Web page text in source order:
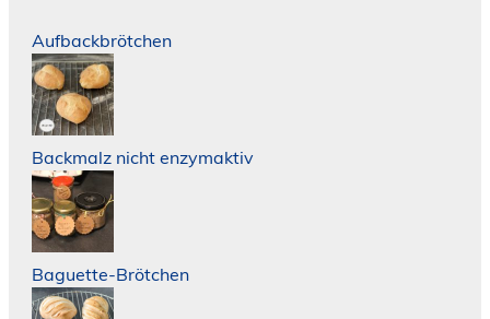
Aufbackbrötchen
Backmalz nicht enzymaktiv
Baguette-Brötchen